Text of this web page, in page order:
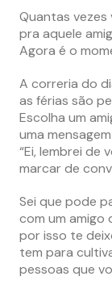
Quantas vezes
pra aquele
Agora é o
A correria do
as férias são
Escolha um
uma
“Ei, lembrei de
marcar de
Sei que pode
com um amigo
por isso te
tem para
pessoas que